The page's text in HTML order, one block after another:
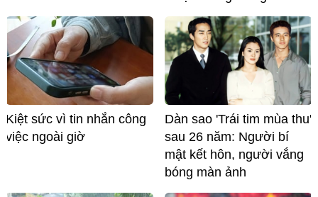
Kiệt sức vì tin nhắn công
việc ngoài giờ
Dàn sao 'Trái tim mùa thu'
sau 26 năm: Người bí
mật kết hôn, người vắng
bóng màn ảnh